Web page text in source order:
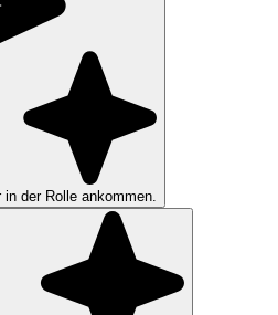
der Rolle ankommen.